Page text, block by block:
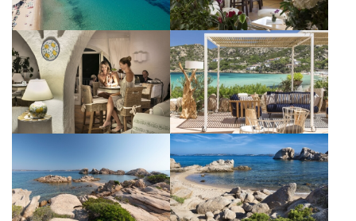
HOTEL
MESSAGGIO*
GALLERY
SCOPRI I NOSTRI HOTEL
Hotel La Bisaccia
Club Hotel
Grand Relais dei Nuraghi
Residence I Cormorani Alti
BAJA LIVING APARTMENT